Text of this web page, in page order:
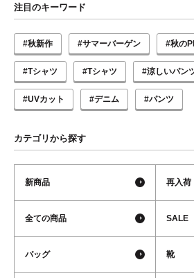
注目のキーワード
#秋新作 #サマーバーゲン #秋の
#Tシャツ #Tシャツ #涼しいパン
#UVカット #デニム #パンツ
カテゴリから探す
新商品 再入荷
全ての商品 SALE
バッグ 靴